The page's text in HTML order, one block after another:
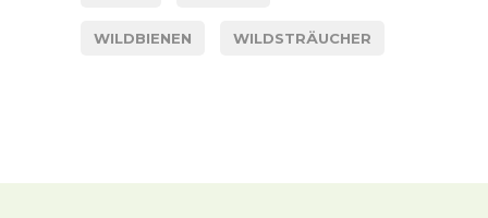
WILDBIENEN WILDSTRÄUCHER